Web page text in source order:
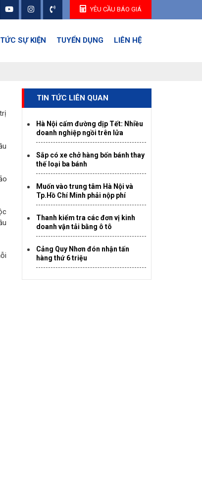
YÊU CẦU BÁO GIÁ
SỰ KIỆN TUYỂN DỤNG LIÊN HỆ
TIN TỨC LIÊN QUAN
Hà Nội cấm đường dịp Tết: Nhiều
doanh nghiệp ngồi trên lửa
Sắp có xe chở hàng bốn bánh thay
thế loại ba bánh
Muốn vào trung tâm Hà Nội và
Tp.Hồ Chí Minh phải nộp phí
Thanh kiểm tra các đơn vị kinh
doanh vận tải bằng ô tô
Cảng Quy Nhơn đón nhận tấn
hàng thứ 6 triệu